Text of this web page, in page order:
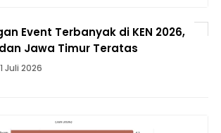
Event Terbanyak di KEN 2026,
Jawa Timur Teratas
Juli 2026